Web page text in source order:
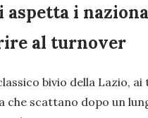
aspetta i
al turnover
bivio della Lazio,
che scattano dopo un